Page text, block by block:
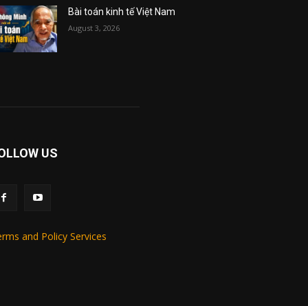
Bài toán kinh tế Việt Nam
August 3, 2026
US
and Policy Services